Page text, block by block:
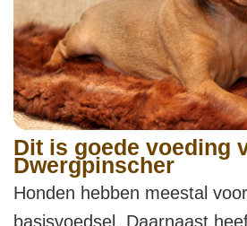
Dit is goede voeding
Dwergpinscher
Honden hebben meestal
basisvoedsel. Daarnaast